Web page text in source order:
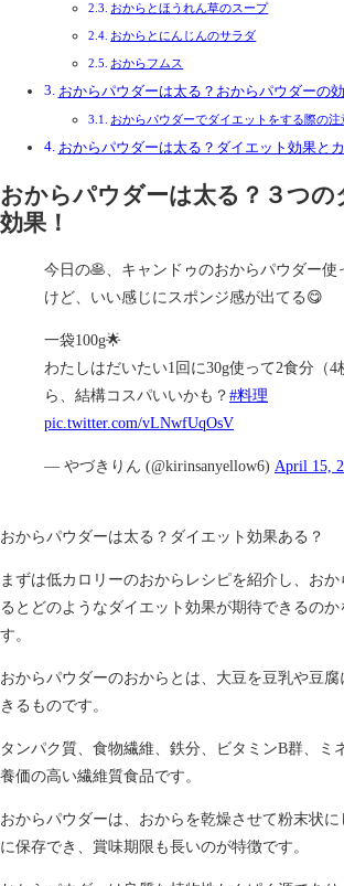
おからとほうれん草のスープ
おからとにんじんのサラダ
おからフムス
おからパウダーは太る？おからパウダーの
おからパウダーでダイエットをする際の注
おからパウダーは太る？ダイエット効果と
おからパウダーは太る？３つの
効果！
今日の🥞、キャンドゥのおからパウダー使
けど、いい感じにスポンジ感が出てる😋
一袋100g🌟
わたしはだいたい1回に30g使って2食分（4
ら、結構コスパいいかも？ #料理
pic.twitter.com/vLNwfUqOsV
— やづきりん (@kirinsanyellow6) April 15,
おからパウダーは太る？ダイエット効果ある？
まずは低カロリーのおからレシピを紹介し、お
るとどのようなダイエット効果が期待できるのか
す。
おからパウダーのおからとは、大豆を豆乳や豆
きるものです。
タンパク質、食物繊維、鉄分、ビタミンB群、ミ
養価の高い繊維質食品です。
おからパウダーは、おからを乾燥させて粉末状
に保存でき、賞味期限も長いのが特徴です。